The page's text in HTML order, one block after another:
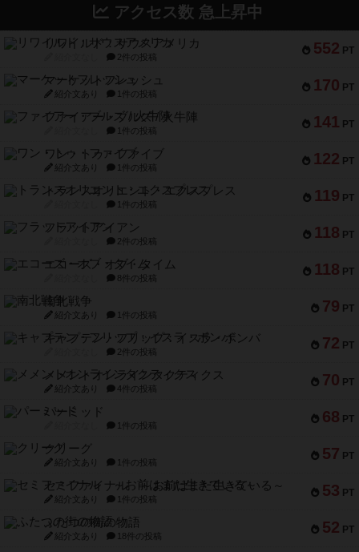
アクセス数 急上昇中
552 PT
リワイルド：サウスアメリカ
2件の投稿
170 PT
マーケットフレッシュ
紹介文あり 1件の投稿
141 PT
ファイアー・ブルズ / 火牛陣
1件の投稿
122 PT
ワン・トゥ・ファイブ
紹介文あり 1件の投稿
119 PT
トランスオリエント・エクスプレス
1件の投稿
118 PT
フラットアイアン
2件の投稿
118 PT
エコーズ・オブ・タイム
8件の投稿
79 PT
南北戦争
紹介文あり 1件の投稿
72 PT
キャプテン・フリップ：イスラ・ボンバ
2件の投稿
70 PT
メメントオンラインタクティクス
紹介文あり 4件の投稿
68 PT
パーミッド
1件の投稿
57 PT
クリーグ
紹介文あり 1件の投稿
53 PT
セミファイナル ～お前はまだ生きている～
紹介文あり 1件の投稿
52 PT
ふたつの街の物語
紹介文あり 18件の投稿